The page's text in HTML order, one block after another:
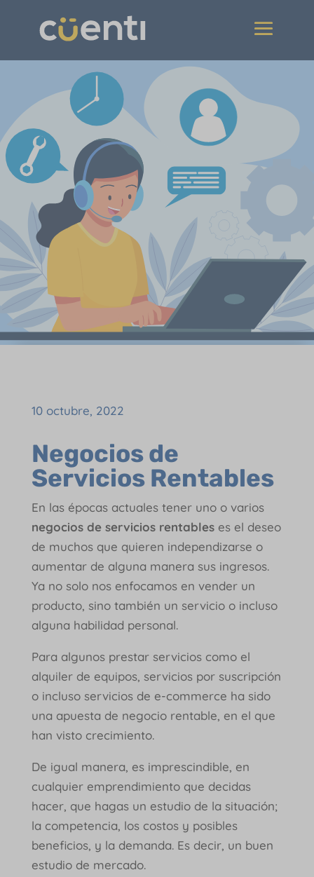
10 octubre, 2022
Negocios de
Servicios Rentables
En las épocas actuales tener uno o varios
negocios de servicios rentables es el deseo
de muchos que quieren independizarse o
aumentar de alguna manera sus ingresos.
Ya no solo nos enfocamos en vender un
producto, sino también un servicio o incluso
alguna habilidad personal.
Para algunos prestar servicios como el
alquiler de equipos, servicios por suscripción
o incluso servicios de e-commerce ha sido
una apuesta de negocio rentable, en el que
han visto crecimiento.
De igual manera, es imprescindible, en
cualquier emprendimiento que decidas
hacer, que hagas un estudio de la situación;
la competencia, los costos y posibles
beneficios, y la demanda. Es decir, un buen
estudio de mercado.